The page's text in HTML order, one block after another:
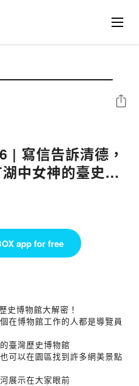
寫信告訴清德，
中女神的臺史
！
Share
app for free
史博物館大解密！
在博物館工作的人都是導覽員
臺灣歷史博物館
可以在園區找到許多網美景點
展示在大家眼前